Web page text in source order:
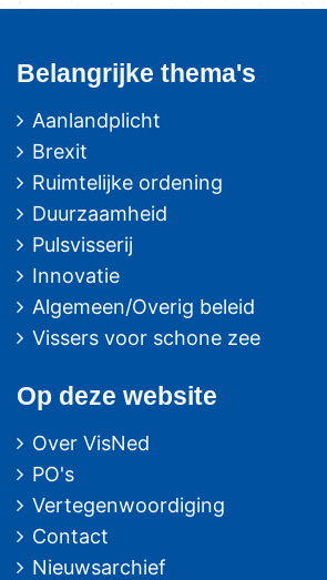
Belangrijke thema's
Aanlandplicht
Brexit
Ruimtelijke ordening
Duurzaamheid
Pulsvisserij
Innovatie
Algemeen/Overig beleid
Vissers voor schone zee
Op deze website
Over VisNed
PO's
Vertegenwoordiging
Contact
Nieuwsarchief